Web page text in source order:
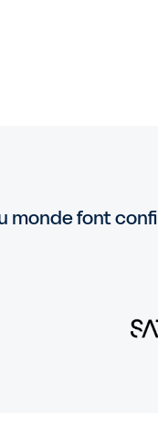
monde font